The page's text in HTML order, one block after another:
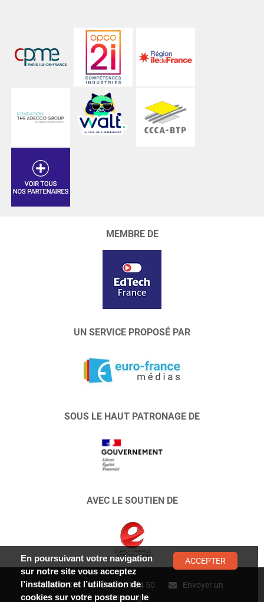
MEMBRE DE
UN SERVICE PROPOSÉ PAR
SOUS LE HAUT PATRONAGE DE
AVEC LE SOUTIEN DE
CONTACT : 01 47 01 34 50
Envoyer un
message
En poursuivant votre navigation
sur notre site vous acceptez
l’installation et l’utilisation de
cookies sur votre poste pour le
ACCEPTER